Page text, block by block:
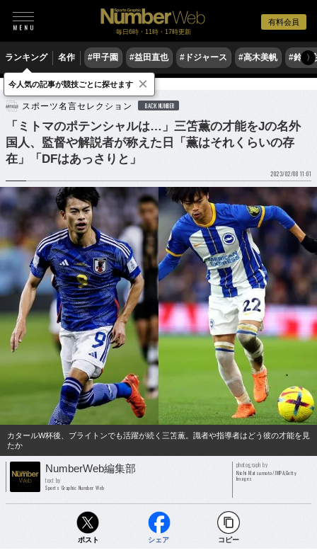
有料会員
毎日6時・11時・17時更新
ランキング 名作 #甲子園 #益田直也 #ドジャース #高木美帆 #鈴木
〉
サッカー サッカー日本代表
スポーツ名言セレクション BACK NUMBER
「ミトマのポテンシャルは…」三笘薫の才能をJの名外
国人、監督や解説者が称えた日「薫はそれくらいの存
在」「DFはあっさりと」
2023/02/08 11:01
カタールW杯後、ブライトンでも活躍が続く三笘薫。識者や指導者はどう彼の才能を見
たか
NumberWeb編集部
text by
Sports Graphic Number Web
photograph by
Kiichi Matsumoto/JMPA,Getty
Images
ポスト シェア コピー
今人気の記事が競技ごとに探せます ×